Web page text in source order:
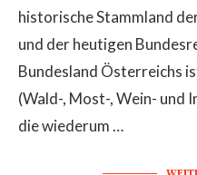
historische Stammland
und der heutigen
Bundesland Österreichs
(Wald-, Most-, Wein-
die wiederum …